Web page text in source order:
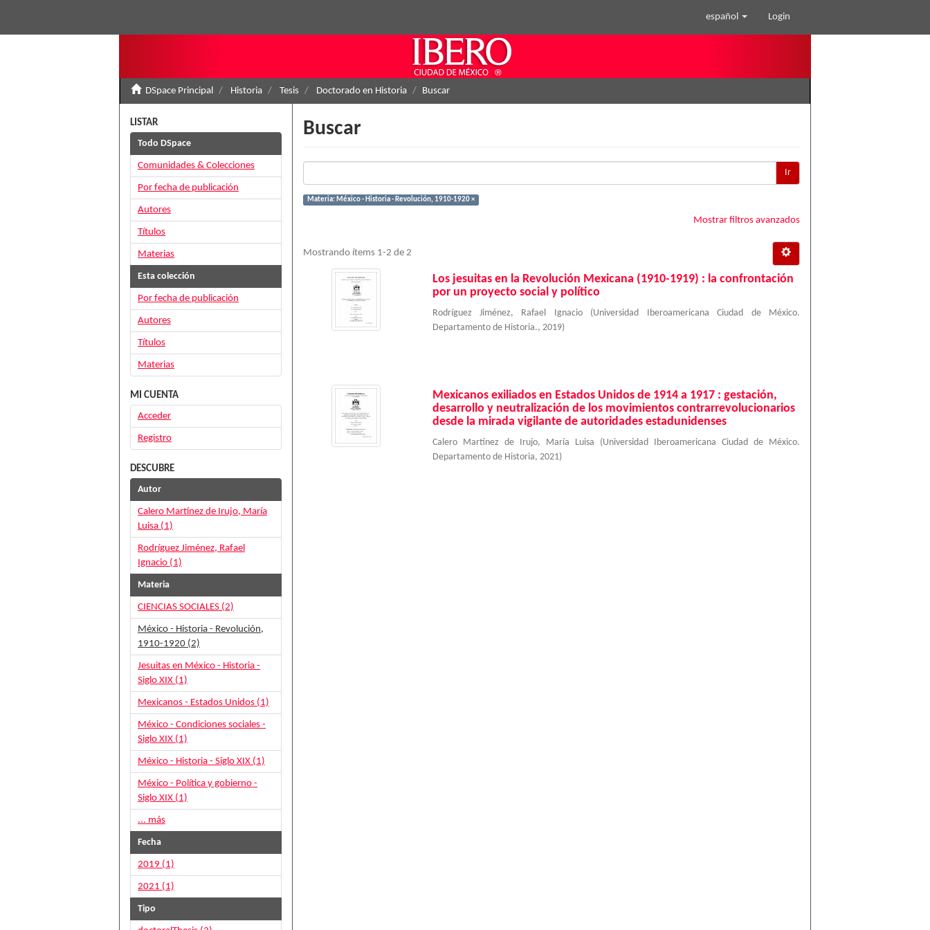
español Login
DSpace Principal Historia Tesis Doctorado en Historia Buscar
Buscar
Ir
Materia: México - Historia - Revolución, 1910-1920 ×
Mostrar filtros avanzados
Mostrando ítems 1-2 de 2
Los jesuitas en la Revolución Mexicana (1910-1919) : la confrontación
por un proyecto social y político
Rodríguez Jiménez, Rafael Ignacio (Universidad Iberoamericana Ciudad de México.
Departamento de Historia., 2019)
Mexicanos exiliados en Estados Unidos de 1914 a 1917 : gestación,
desarrollo y neutralización de los movimientos contrarrevolucionarios
desde la mirada vigilante de autoridades estadunidenses
Calero Martínez de Irujo, María Luisa (Universidad Iberoamericana Ciudad de México.
Departamento de Historia, 2021)
LISTAR
Todo DSpace
Comunidades & Colecciones
Por fecha de publicación
Autores
Títulos
Materias
Esta colección
Por fecha de publicación
Autores
Títulos
Materias
MI CUENTA
Acceder
Registro
DESCUBRE
Autor
Calero Martínez de Irujo, María
Luisa (1)
Rodríguez Jiménez, Rafael
Ignacio (1)
Materia
CIENCIAS SOCIALES (2)
México - Historia - Revolución,
1910-1920 (2)
Jesuitas en México - Historia -
Siglo XIX (1)
Mexicanos - Estados Unidos (1)
México - Condiciones sociales -
Siglo XIX (1)
México - Historia - Siglo XIX (1)
México - Política y gobierno -
Siglo XIX (1)
... más
Fecha
2019 (1)
2021 (1)
Tipo